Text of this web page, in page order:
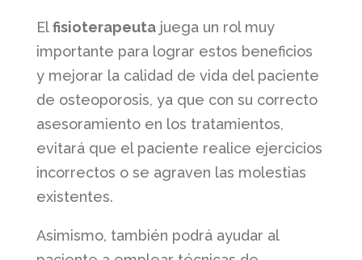
Elfisioterapeutajuega un rol muy
importante para lograr estos beneficios
y mejorar la calidad de vida del paciente
de osteoporosis, ya que con su correcto
asesoramiento en los tratamientos,
evitará que el paciente realice ejercicios
incorrectos o se agraven las molestias
existentes.
Asimismo, también podrá ayudar al